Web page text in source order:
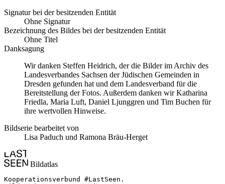
Signatur bei der besitzenden Entität
Ohne Signatur
Bezeichnung des Bildes bei der besitzenden Entität
Ohne Titel
Danksagung
Wir danken Steffen Heidrich, der die Bilder im Archiv des
Landesverbandes Sachsen der Jüdischen Gemeinden in
Dresden gefunden hat und dem Landesverband für die
Bereitstellung der Fotos. Außerdem danken wir Katharina
Friedla, Maria Luft, Daniel Ljunggren und Tim Buchen für
ihre wertvollen Hinweise.
Bildserie bearbeitet von
Lisa Paduch und Ramona Bräu-Herget
Bildatlas
Kooperationsverbund #LastSeen.